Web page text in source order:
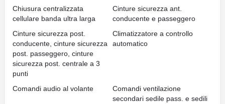
Chiusura centralizzata
cellulare banda ultra larga
Cinture sicurezza ant.
conducente e passeggero
Cinture sicurezza post.
conducente, cinture sicurezza
post. passeggero, cinture
sicurezza post. centrale a 3
punti
Climatizzatore a controllo
automatico
Comandi audio al volante
Comandi ventilazione
secondari sedile pass. e sedili